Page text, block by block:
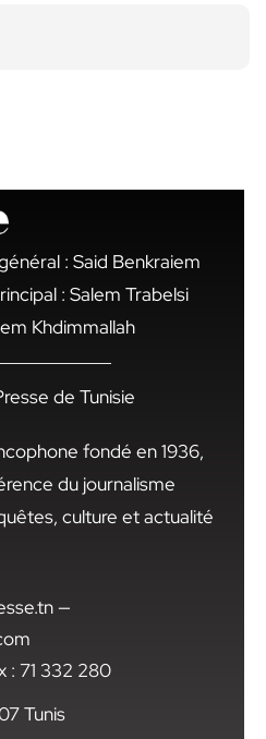
: Said Benkraiem
: Salem Trabelsi
Khdimmallah
de Tunisie
fondé en 1936,
du journalisme
culture et actualité
—
: 71 332 280
Tunis